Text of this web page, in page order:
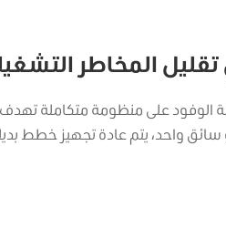
المخاطر
على منظومة متكاملة تهدف
سائق واحد، يتم عادة تجهيز خطط